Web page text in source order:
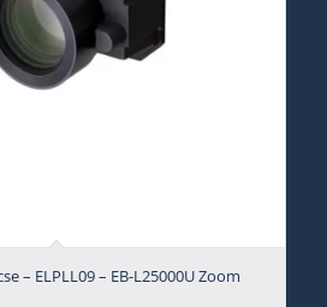
– ELPLL09 – EB-L25000U Zoom